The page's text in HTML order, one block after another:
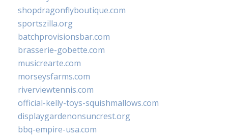
shopdragonflyboutique.com
sportszilla.org
batchprovisionsbar.com
brasserie-gobette.com
musicrearte.com
morseysfarms.com
riverviewtennis.com
official-kelly-toys-squishmallows.com
displaygardenonsuncrest.org
bbq-empire-usa.com